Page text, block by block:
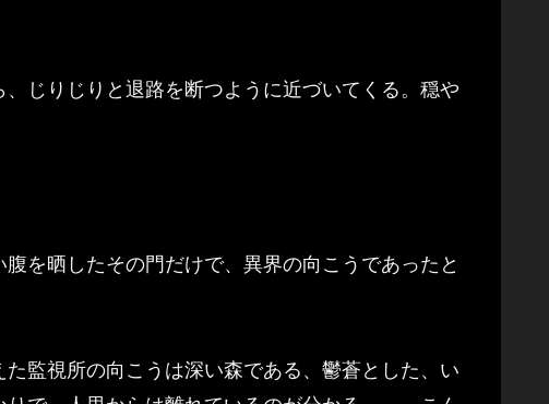
じりじりと退路を断つように近づいてくる。穏や
を晒したその門だけで、異界の向こうであったと
視所の向こうは深い森である、鬱蒼とした、い